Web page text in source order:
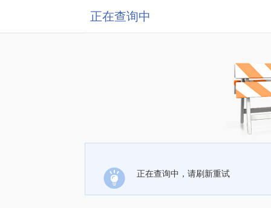
正在查询中
正在查询中，请刷新重试